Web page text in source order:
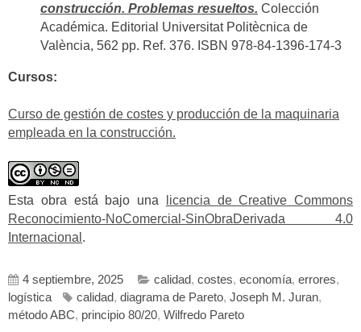
construcción. Problemas resueltos. Colección
Académica. Editorial Universitat Politècnica de
València, 562 pp. Ref. 376. ISBN 978-84-1396-174-3
Cursos:
Curso de gestión de costes y producción de la maquinaria
empleada en la construcción.
Esta obra está bajo una
licencia de Creative Commons
Reconocimiento-NoComercial-SinObraDerivada 4.0
Internacional .
4 septiembre, 2025 calidad, costes, economía, errores,
logística
calidad, diagrama de Pareto, Joseph M. Juran,
método ABC, principio 80/20, Wilfredo Pareto